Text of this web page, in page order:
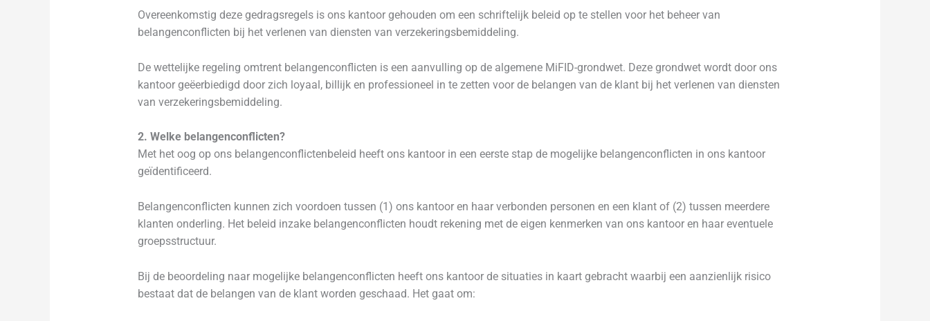
Overeenkomstig deze gedragsregels is ons kantoor gehouden om een schriftelijk beleid op te stellen voor het beheer van
belangenconflicten bij het verlenen van diensten van verzekeringsbemiddeling.
De wettelijke regeling omtrent belangenconflicten is een aanvulling op de algemene MiFID-grondwet. Deze grondwet wordt door ons
kantoor geëerbiedigd door zich loyaal, billijk en professioneel in te zetten voor de belangen van de klant bij het verlenen van diensten
van verzekeringsbemiddeling.
2. Welke belangenconflicten?
Met het oog op ons belangenconflictenbeleid heeft ons kantoor in een eerste stap de mogelijke belangenconflicten in ons kantoor
geïdentificeerd.
Belangenconflicten kunnen zich voordoen tussen (1) ons kantoor en haar verbonden personen en een klant of (2) tussen meerdere
klanten onderling. Het beleid inzake belangenconflicten houdt rekening met de eigen kenmerken van ons kantoor en haar eventuele
groepsstructuur.
Bij de beoordeling naar mogelijke belangenconflicten heeft ons kantoor de situaties in kaart gebracht waarbij een aanzienlijk risico
bestaat dat de belangen van de klant worden geschaad. Het gaat om: